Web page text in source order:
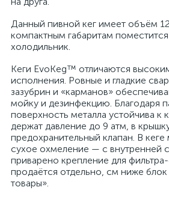
Данный пивной кег имеет объём
компактным габаритам
холодильник.
Кеги EvoKeg™ отличаются
исполнения. Ровные и гладкие
зазубрин и «карманов»
мойку и дезинфекцию. Благодаря
поверхность металла устойчива к
держат давление до 9 атм, в
предохранительный клапан. В
сухое охмеление — с внутренней
приварено крепление для
продаётся отдельно, см ниже
товары».